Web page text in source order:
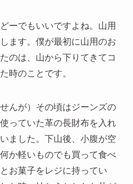
ーでもいいですよね。山用
ます。僕が最初に山用のお
のは、山から下りてきてコ
時のことです。
んが）その頃はジーンズの
っていた革の長財布を入れ
ました。下山後、小腹が空
か軽いものでも買って食べ
お菓子をレジに持ってい